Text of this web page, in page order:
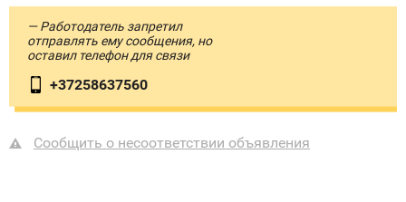
— Работодатель запретил
отправлять ему сообщения, но
оставил телефон для связи
+37258637560
Сообщить о несоответствии объявления